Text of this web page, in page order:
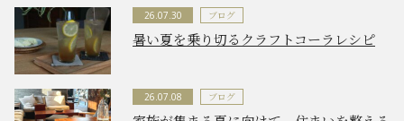
26.07.30 ブログ
暑い夏を乗り切るクラフトコーラレシピ
26.07.08 ブログ